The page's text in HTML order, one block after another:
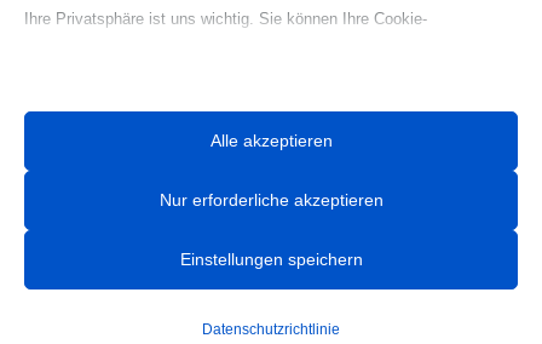
Vereinbaren Sie jetzt einen Termin– wir stehen
Hybrid und Elektro
Ihre Privatsphäre ist uns wichtig. Sie können Ihre Cookie-
Sie können Ihre Präferenzen jederzeit ändern, indem Sie auf die
Schaltfläche „Einstellungen“ unten klicken.
Beachten Sie, dass das Deaktivieren bestimmter Arten von Cookies
Alle akzeptieren
Nur erforderliche akzeptieren
Einstellungen speichern
Datenschutzrichtlinie